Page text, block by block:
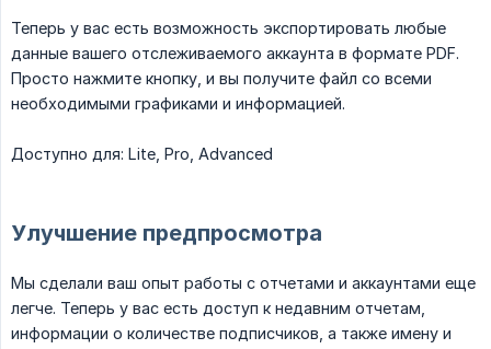
Теперь у вас есть возможность экспортировать любые
данные вашего отслеживаемого аккаунта в формате PDF.
Просто нажмите кнопку, и вы получите файл со всеми
необходимыми графиками и информацией.
Доступно для: Lite, Pro, Advanced
Улучшение предпросмотра
Мы сделали ваш опыт работы с отчетами и аккаунтами еще
легче. Теперь у вас есть доступ к недавним отчетам,
информации о количестве подписчиков, а также имену и